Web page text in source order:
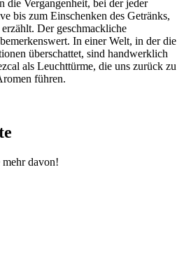
die Vergangenheit, bei der jeder
bis zum Einschenken des Getränks,
Der geschmackliche
In einer Welt, in der die
überschattet, sind handwerklich
als Leuchttürme, die uns zurück zu
führen.
davon!